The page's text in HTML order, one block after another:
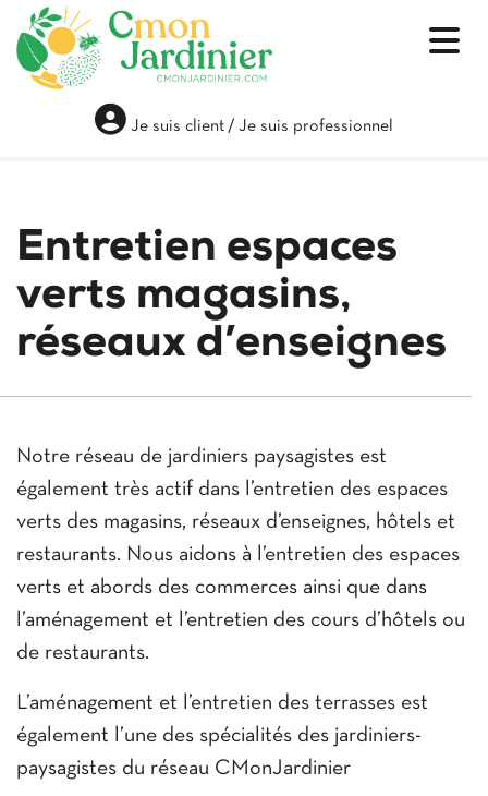
Je suis client / Je suis professionnel
Entretien espaces
verts magasins,
réseaux d’enseignes
Notre réseau de jardiniers paysagistes est
également très actif dans l’entretien des espaces
verts des magasins, réseaux d’enseignes, hôtels et
restaurants. Nous aidons à l’entretien des espaces
verts et abords des commerces ainsi que dans
l’aménagement et l’entretien des cours d’hôtels ou
de restaurants.
L’aménagement et l’entretien des terrasses est
également l’une des spécialités des jardiniers-
paysagistes du réseau CMonJardinier